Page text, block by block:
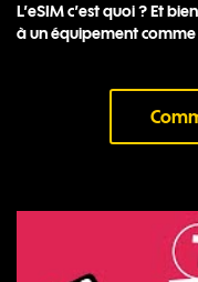
L’eSIM c’est quoi ? Et
à un équipement